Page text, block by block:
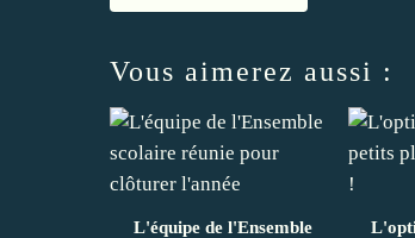
Vous aimerez aussi :
L'équipe de l'Ensemble